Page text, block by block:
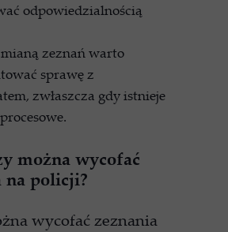
odpowiedzialnością
zeznań warto
sprawę z
zwłaszcza gdy istnieje
można wycofać
na policji?
wycofać zeznania